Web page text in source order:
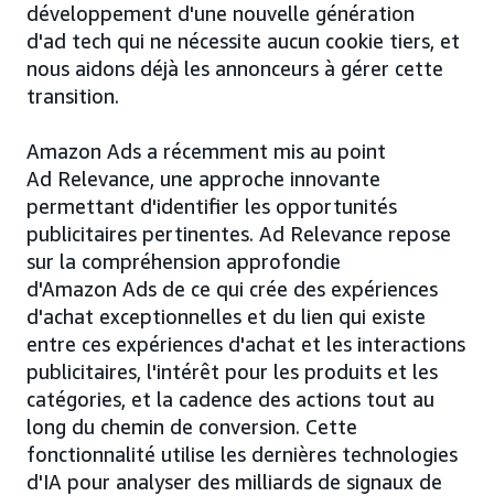
développement d'une nouvelle génération
d'ad tech qui ne nécessite aucun cookie tiers, et
nous aidons déjà les annonceurs à gérer cette
transition.
Amazon Ads a récemment mis au point
Ad Relevance, une approche innovante
permettant d'identifier les opportunités
publicitaires pertinentes. Ad Relevance repose
sur la compréhension approfondie
d'Amazon Ads de ce qui crée des expériences
d'achat exceptionnelles et du lien qui existe
entre ces expériences d'achat et les interactions
publicitaires, l'intérêt pour les produits et les
catégories, et la cadence des actions tout au
long du chemin de conversion. Cette
fonctionnalité utilise les dernières technologies
d'IA pour analyser des milliards de signaux de